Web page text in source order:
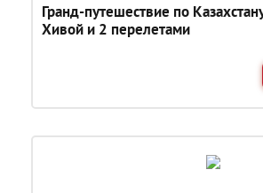
Гранд-путешествие по
Хивой и 2 перелетами